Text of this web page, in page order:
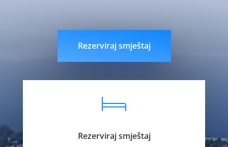
Rezerviraj smještaj
Rezerviraj smještaj